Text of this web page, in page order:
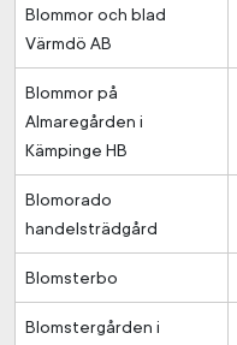
Blommor och blad
Värmdö AB
Blommor på
Almaregården i
Kämpinge HB
Blomorado
handelsträdgård
Blomsterbo
Blomstergården i